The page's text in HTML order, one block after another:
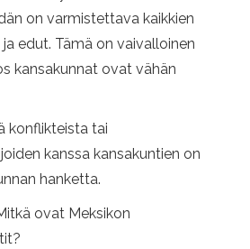
on varmistettava kaikkien
edut. Tämä on vaivalloinen
kansakunnat ovat vähän
konflikteista tai
kanssa kansakuntien on
hanketta.
ovat Meksikon